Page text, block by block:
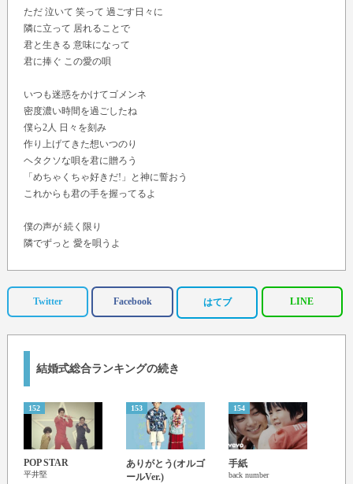
ただ 泣いて 笑って 過ごす日々に
隣に立って 居れることで
君と生きる 意味になって
君に捧ぐ この愛の唄
いつも迷惑をかけてゴメンネ
密度濃い時間を過ごしたね
僕ら2人 日々を刻み
作り上げてきた想いつのり
ヘタクソな唄を君に贈ろう
「めちゃくちゃ好きだ!」と神に誓おう
これからも君の手を握ってるよ
僕の声が 続く限り
隣でずっと 愛を唄うよ
Twitter Facebook はてブ LINE
結婚式総合ランキングの続き
152
POP STAR
平井堅
153
ありがとう(オルゴ
ールVer.)
154
手紙
back number